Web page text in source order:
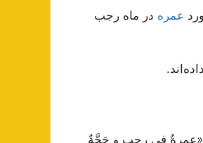
عمره در ماه رجب
«عمرةٌ فی رجبٍ و حَجَّةٌ